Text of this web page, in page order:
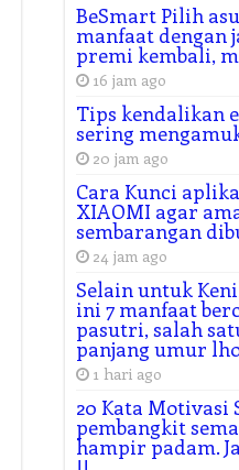
BeSmart Pilih
manfaat dengan
premi kembali,
16 jam ago
Tips kendalikan
sering
20 jam ago
Cara Kunci
XIAOMI agar
sembarangan
24 jam ago
Selain untuk
ini 7 manfaat
pasutri, salah
panjang umur
1 hari ago
20 Kata Motivasi
pembangkit
hampir padam.